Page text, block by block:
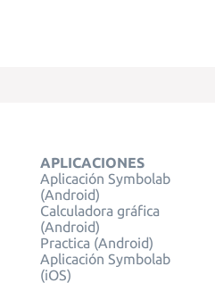
APLICACIONES
Aplicación Symbolab
(Android)
Calculadora gráfica
(Android)
Practica (Android)
Aplicación Symbolab
(iOS)